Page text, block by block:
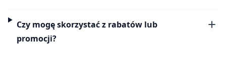
Czy mogę skorzystać z rabatów lub
promocji?